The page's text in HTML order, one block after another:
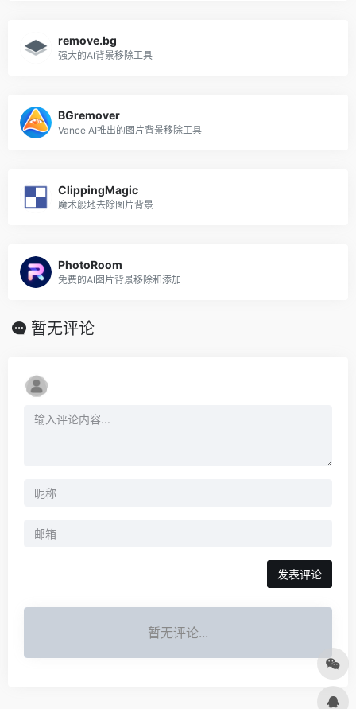
remove.bg
强大的AI背景移除工具
BGremover
Vance AI推出的图片背景移除工具
ClippingMagic
魔术般地去除图片背景
PhotoRoom
免费的AI图片背景移除和添加
暂无评论
发表评论
暂无评论...